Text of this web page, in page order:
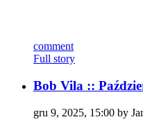
comment
Full story
Bob Vila ::
gru 9, 2025, 15:00 by